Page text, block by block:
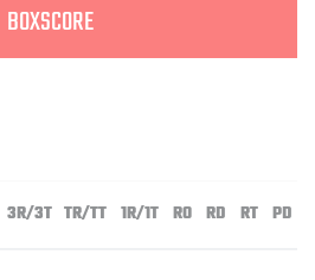
BOXSCORE
3R/3T TR/TT 1R/1T RO RD RT PD